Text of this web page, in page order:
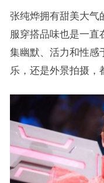
张纯烨拥有甜美大气
服穿搭品味也是一直
集幽默、活力和性感
乐，还是外景拍摄，